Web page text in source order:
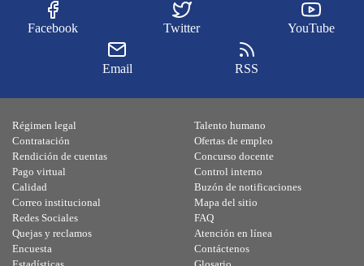
Facebook Twitter YouTube
Email RSS
Régimen legal
Contratación
Rendición de cuentas
Pago virtual
Calidad
Talento humano
Ofertas de empleo
Concurso docente
Control interno
Buzón de notificaciones
Correo institucional
Redes Sociales
Quejas y reclamos
Encuesta
Mapa del sitio
FAQ
Atención en línea
Contáctenos